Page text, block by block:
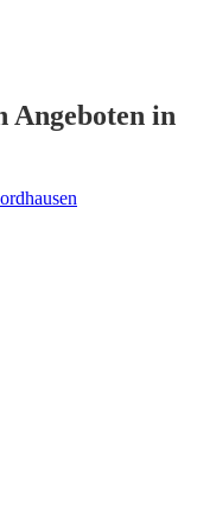
Angeboten in